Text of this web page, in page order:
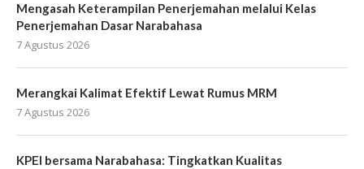
Mengasah Keterampilan Penerjemahan melalui Kelas
Penerjemahan Dasar Narabahasa
7 Agustus 2026
Merangkai Kalimat Efektif Lewat Rumus MRM
7 Agustus 2026
KPEI bersama Narabahasa: Tingkatkan Kualitas